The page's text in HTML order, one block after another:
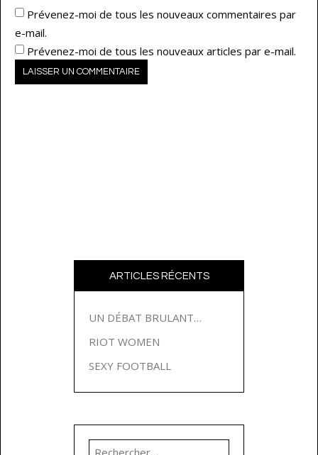
Prévenez-moi de tous les nouveaux commentaires par
e-mail.
Prévenez-moi de tous les nouveaux articles par e-mail.
ARTICLES RÉCENTS
UN DÉBAT BRULANT…
RIOT WOMEN
SEXY FOOTBALL
Rechercher :